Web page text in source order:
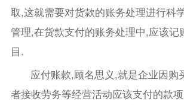
取,这就需要对货款的账务处理进行科
管理,在货款支付的账务处理中,应该记
目.
应付账款,顾名思义,就是企业因购
者接收劳务等经营活动应该支付的款